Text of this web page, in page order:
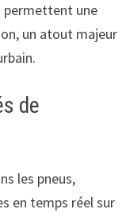
permettent une
un atout majeur
de
les pneus,
en temps réel sur